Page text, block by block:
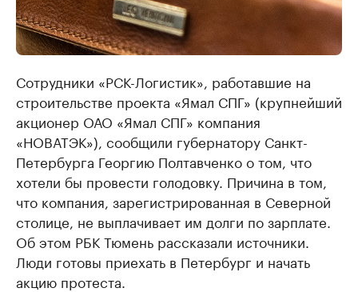
Сотрудники «РСК-Логистик», работавшие на
строительстве проекта «Ямал СПГ» (крупнейший
акционер ОАО «Ямал СПГ» компания
«НОВАТЭК»), сообщили губернатору Санкт-
Петербурга Георгию Полтавченко о том, что
хотели бы провести голодовку. Причина в том,
что компания, зарегистрированная в Северной
столице, не выплачивает им долги по зарплате.
Об этом РБК Тюмень рассказали источники.
Люди готовы приехать в Петербург и начать
акцию протеста.